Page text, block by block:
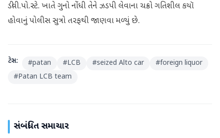
ડીવી.પો.સ્ટે. ખાતે ગુનો નોંધી તેને ઝડપી લેવાના ચક્રો ગતિશીલ કયૉ
હોવાનું પોલીસ સુત્રો તરફથી જાણવા મળ્યું છે.
ટેગ્સ: #patan #LCB #seized Alto car #foreign liquor
#Patan LCB team
સંબંધિત સમાચાર